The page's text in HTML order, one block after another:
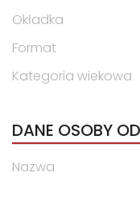
Okładka
Format
Kategoria wiekowa
DANE OSOBY
Nazwa